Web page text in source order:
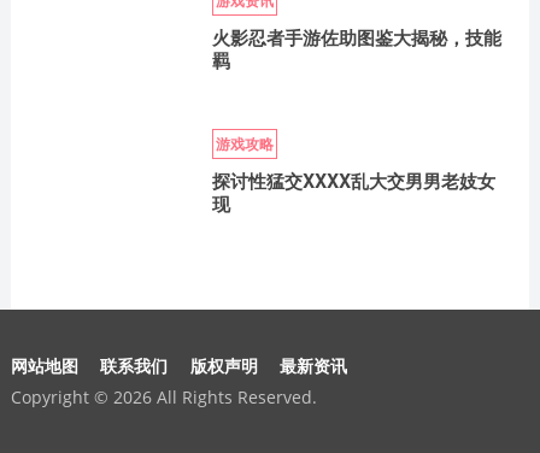
火影忍者手游佐助图鉴大揭秘，技能
羁
游戏攻略
探讨性猛交XXXX乱大交男男老妓女
现
网站地图 联系我们 版权声明
最新资讯
Copyright © 2026 All Rights Reserved.